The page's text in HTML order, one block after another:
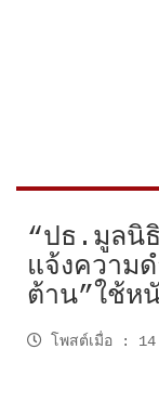
“ปธ.มูลนิ
แจ้งความ
ต้าน”ใช้ห
โพสต์เมื่อ :